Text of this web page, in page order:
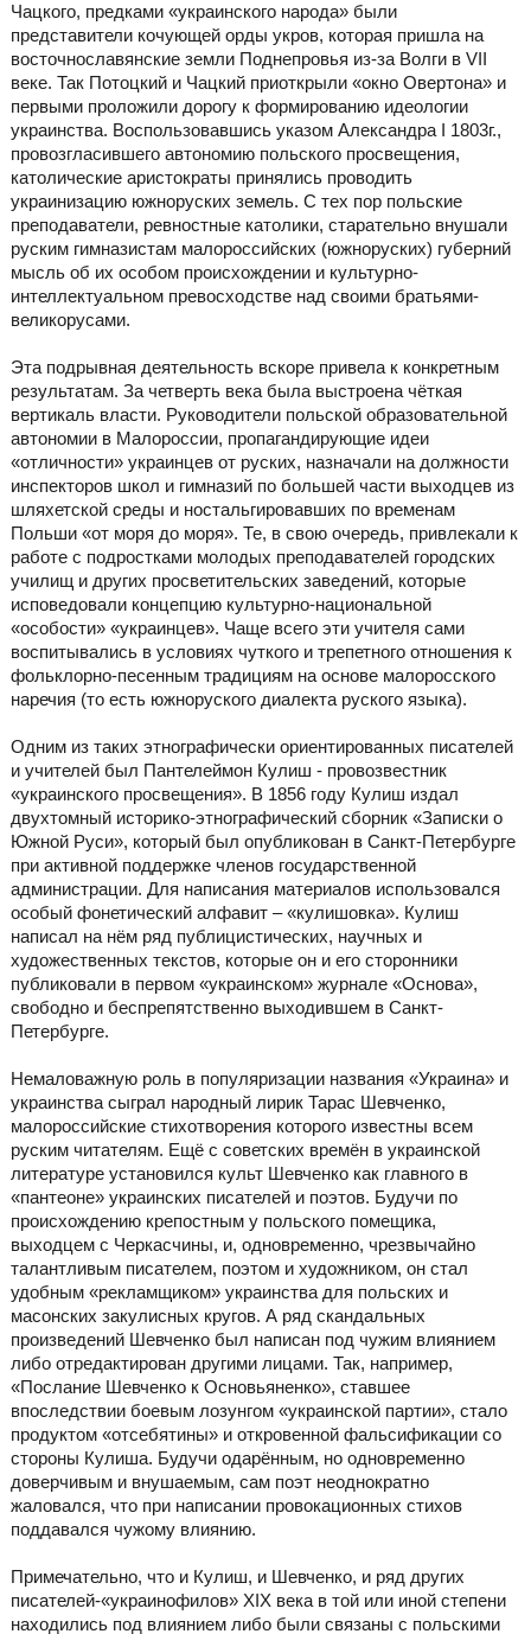
Чацкого, предками «украинского народа» были
представители кочующей орды укров, которая пришла на
восточнославянские земли Поднепровья из-за Волги в VII
веке. Так Потоцкий и Чацкий приоткрыли «окно Овертона» и
первыми проложили дорогу к формированию идеологии
украинства. Воспользовавшись указом Александра I 1803г.,
провозгласившего автономию польского просвещения,
католические аристократы принялись проводить
украинизацию южноруских земель. С тех пор польские
преподаватели, ревностные католики, старательно внушали
руским гимназистам малороссийских (южноруских) губерний
мысль об их особом происхождении и культурно-
интеллектуальном превосходстве над своими братьями-
великорусами.
Эта подрывная деятельность вскоре привела к конкретным
результатам. За четверть века была выстроена чёткая
вертикаль власти. Руководители польской образовательной
автономии в Малороссии, пропагандирующие идеи
«отличности» украинцев от руских, назначали на должности
инспекторов школ и гимназий по большей части выходцев из
шляхетской среды и ностальгировавших по временам
Польши «от моря до моря». Те, в свою очередь, привлекали к
работе с подростками молодых преподавателей городских
училищ и других просветительских заведений, которые
исповедовали концепцию культурно-национальной
«особости» «украинцев». Чаще всего эти учителя сами
воспитывались в условиях чуткого и трепетного отношения к
фольклорно-песенным традициям на основе малоросского
наречия (то есть южноруского диалекта руского языка).
Одним из таких этнографически ориентированных писателей
и учителей был Пантелеймон Кулиш - провозвестник
«украинского просвещения». В 1856 году Кулиш издал
двухтомный историко-этнографический сборник «Записки о
Южной Руси», который был опубликован в Санкт-Петербурге
при активной поддержке членов государственной
администрации. Для написания материалов использовался
особый фонетический алфавит – «кулишовка». Кулиш
написал на нём ряд публицистических, научных и
художественных текстов, которые он и его сторонники
публиковали в первом «украинском» журнале «Основа»,
свободно и беспрепятственно выходившем в Санкт-
Петербурге.
Немаловажную роль в популяризации названия «Украина» и
украинства сыграл народный лирик Тарас Шевченко,
малороссийские стихотворения которого известны всем
руским читателям. Ещё с советских времён в украинской
литературе установился культ Шевченко как главного в
«пантеоне» украинских писателей и поэтов. Будучи по
происхождению крепостным у польского помещика,
выходцем с Черкасчины, и, одновременно, чрезвычайно
талантливым писателем, поэтом и художником, он стал
удобным «рекламщиком» украинства для польских и
масонских закулисных кругов. А ряд скандальных
произведений Шевченко был написан под чужим влиянием
либо отредактирован другими лицами. Так, например,
«Послание Шевченко к Основьяненко», ставшее
впоследствии боевым лозунгом «украинской партии», стало
продуктом «отсебятины» и откровенной фальсификации со
стороны Кулиша. Будучи одарённым, но одновременно
доверчивым и внушаемым, сам поэт неоднократно
жаловался, что при написании провокационных стихов
поддавался чужому влиянию.
Примечательно, что и Кулиш, и Шевченко, и ряд других
писателей-«украинофилов» ХІХ века в той или иной степени
находились под влиянием либо были связаны с польскими